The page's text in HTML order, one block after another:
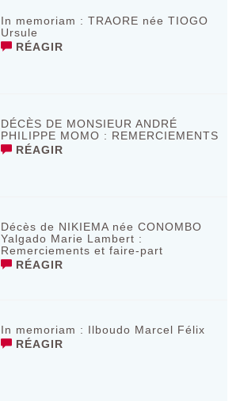
In memoriam : TRAORE née TIOGO
Ursule
RÉAGIR
DÉCÈS DE MONSIEUR ANDRÉ
PHILIPPE MOMO : REMERCIEMENTS
RÉAGIR
Décès de NIKIEMA née CONOMBO
Yalgado Marie Lambert :
Remerciements et faire-part
RÉAGIR
In memoriam : Ilboudo Marcel Félix
RÉAGIR